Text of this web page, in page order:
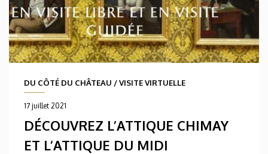
DU CÔTÉ DU CHÂTEAU /VISITE VIRTUELLE
17 juillet 2021
DÉCOUVREZ L’ATTIQUE CHIMAY
ET L’ATTIQUE DU MIDI